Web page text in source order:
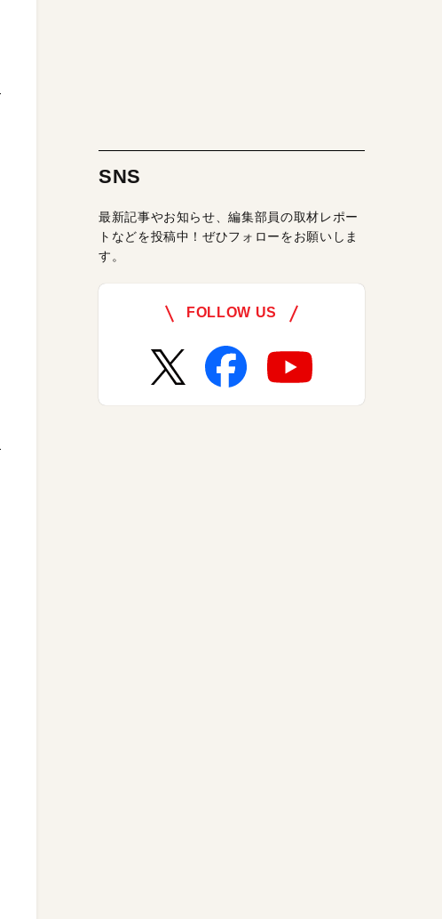
SNS
最新記事やお知らせ、編集部員の取材レポー
トなどを投稿中！ぜひフォローをお願いしま
す。
FOLLOW US